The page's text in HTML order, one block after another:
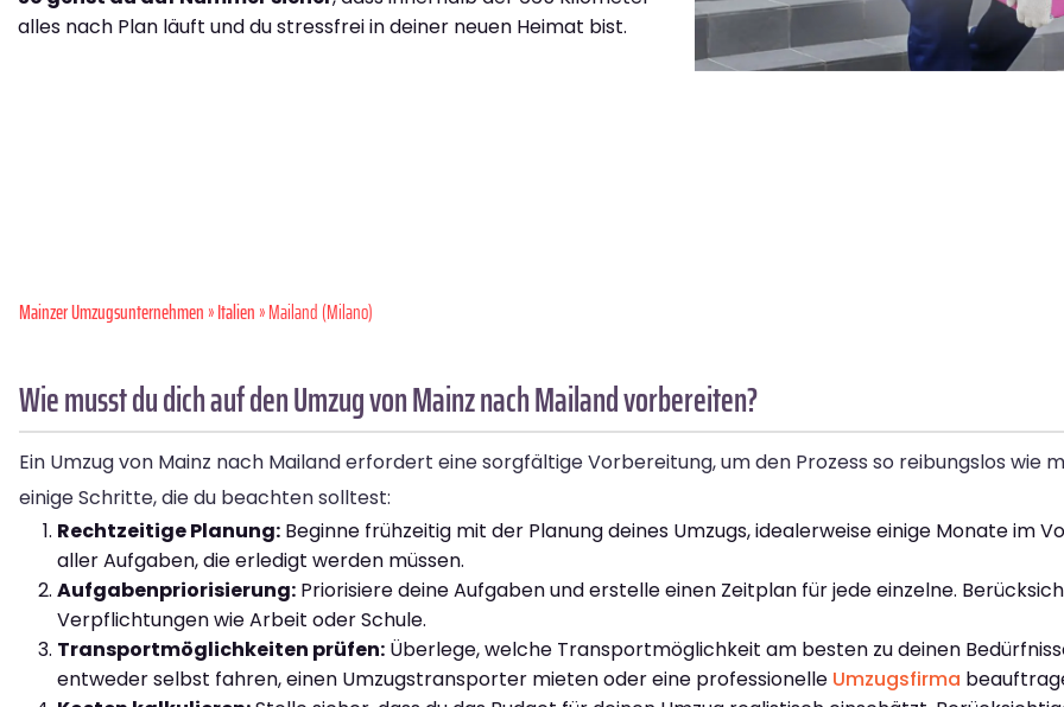
alles nach Plan läuft und du stressfrei in deiner neuen Heimat bist.
Mainzer Umzugsunternehmen»Italien» Mailand (Milano)
Wie musst du dich auf den Umzug von Mainz nach Mailand vorbereiten?
Ein Umzug von Mainz nach Mailand erfordert eine sorgfältige Vorbereitung, um den Prozess so reibungslos wie
einige Schritte, die du beachten solltest:
Rechtzeitige Planung: Beginne frühzeitig mit der Planung deines Umzugs, idealerweise einige Monate im
aller Aufgaben, die erledigt werden müssen.
Aufgabenpriorisierung: Priorisiere deine Aufgaben und erstelle einen Zeitplan für jede einzelne.
Verpflichtungen wie Arbeit oder Schule.
Transportmöglichkeiten prüfen: Überlege, welche Transportmöglichkeit am besten zu deinen
entweder selbst fahren, einen Umzugstransporter mieten oder eine professionelle Umzugsfirma